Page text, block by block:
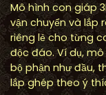
Mô hình con giáp
vận chuyển và lắp
riêng lẻ cho từng
độc đáo. Ví dụ,
bộ phận như đầu,
lắp ghép theo ý